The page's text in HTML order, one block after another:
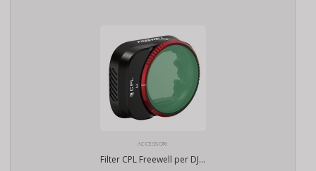
ACCESSORI
Filter CPL Freewell per DJI Mini 3 Pro / Mini 3